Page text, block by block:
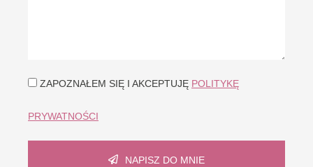
ZAPOZNAŁEM SIĘ I AKCEPTUJĘ POLITYKĘ
PRYWATNOŚCI
NAPISZ DO MNIE